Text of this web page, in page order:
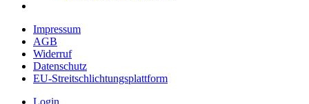
Impressum
AGB
Widerruf
Datenschutz
EU-Streitschlichtungsplattform
Login